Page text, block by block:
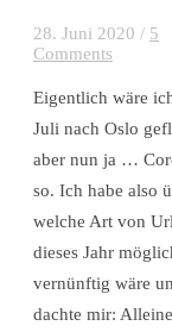
28. Juni 2020 / 5
Comments
Eigentlich wäre
Juli nach Oslo
aber nun ja …
so. Ich habe also
welche Art von
dieses Jahr
vernünftig wäre
dachte mir: